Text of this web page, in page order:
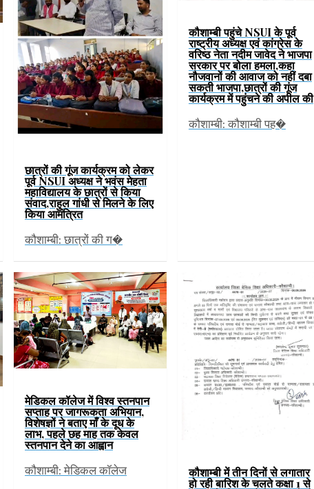
छात्रों की गूंज कार्यक्रम को लेकर
पूर्व NSUI अध्यक्ष ने भवंस मेहता
महाविद्यालय के छात्रों से किया
संवाद,राहुल गांधी से मिलने के लिए
किया आमंत्रित
कौशाम्बी: छात्रों की ग�
कौशाम्बी पहुंचे NSUI के पूर्व
राष्ट्रीय अध्यक्ष एवं कांग्रेस के
वरिष्ठ नेता नदीम जावेद ने भाजपा
सरकार पर बोला हमला,कहा
नौजवानों की आवाज को नहीं दबा
सकती भाजपा,छात्रों की गूंज
कार्यक्रम में पहुंचने की अपील की
कौशाम्बी: कौशाम्बी पह�
मेडिकल कॉलेज में विश्व स्तनपान
सप्ताह पर जागरूकता अभियान,
विशेषज्ञों ने बताए माँ के दूध के
लाभ, पहले छह माह तक केवल
स्तनपान देने का आह्वान
कौशाम्बी: मेडिकल कॉलेज कौशाम्बी में तीन दिनों से लगातार
हो रही बारिश के चलते कक्षा 1 से